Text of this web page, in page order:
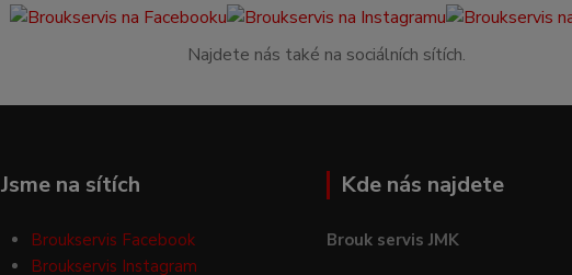
Najdete nás také na sociálních sítích.
Jsme na sítích
Broukservis Facebook
Broukservis Instagram
Kde nás najdete
Brouk servis JMK